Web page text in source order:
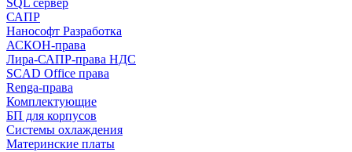
SQL сервер
САПР
Нанософт Разработка
АСКОН-права
Лира-САПР-права НДС
SCAD Office права
Renga-права
Комплектующие
БП для корпусов
Системы охлаждения
Материнские платы